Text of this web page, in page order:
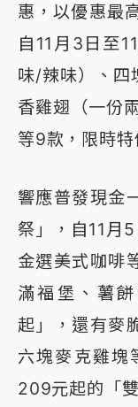
惠，以優惠最
自11月3日至
味/辣味）、四
香雞翅（一份
等9款，限時特
響應普發現金
祭」，自11月
金選美式咖啡
滿福堡、薯
起」，還有麥
六塊麥克雞塊
209元起的「